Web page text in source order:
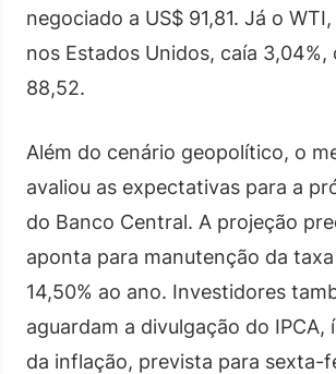
negociado a US$ 91,81. Já o
nos Estados Unidos, caía 3,04%,
88,52.
Além do cenário geopolítico, o
avaliou as expectativas para a
do Banco Central. A projeção
aponta para manutenção da taxa
14,50% ao ano. Investidores
aguardam a divulgação do IPCA,
da inflação, prevista para sexta-